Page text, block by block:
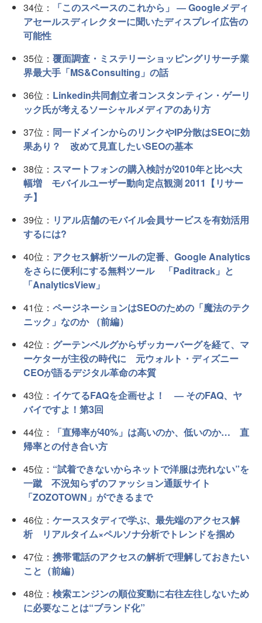
34位：
「このスペースのこれから」 ― Googleメディ
アセールスディレクターに聞いたディスプレイ広告の
可能性
35位： 覆面調査・ミステリーショッピングリサーチ業
界最大手「MS&Consulting」の話
36位： Linkedin共同創立者コンスタンティン・ゲーリ
ック氏が考えるソーシャルメディアのあり方
37位： 同一ドメインからのリンクやIP分散はSEOに効
果あり？ 改めて見直したいSEOの基本
38位： スマートフォンの購入検討が2010年と比べ大
幅増 モバイルユーザー動向定点観測 2011【リサー
チ】
39位： リアル店舗のモバイル会員サービスを有効活用
するには?
40位： アクセス解析ツールの定番、Google Analytics
をさらに便利にする無料ツール 「Paditrack」と
「AnalyticsView」
41位： ページネーションはSEOのための「魔法のテク
ニック」なのか （前編）
42位： グーテンベルグからザッカーバーグを経て、マ
ーケターが主役の時代に 元ウォルト・ディズニー
CEOが語るデジタル革命の本質
43位： イケてるFAQを企画せよ！ ― そのFAQ、ヤ
バイですよ！第3回
44位：
「直帰率が40%」は高いのか、低いのか… 直
帰率との付き合い方
45位： “試着できないからネットで洋服は売れない”を
一蹴 不況知らずのファッション通販サイト
「ZOZOTOWN」ができるまで
46位： ケーススタディで学ぶ、最先端のアクセス解
析 リアルタイム×ペルソナ分析でトレンドを掴め
47位： 携帯電話のアクセスの解析で理解しておきたい
こと（前編）
48位： 検索エンジンの順位変動に右往左往しないため
に必要なことは“ブランド化”